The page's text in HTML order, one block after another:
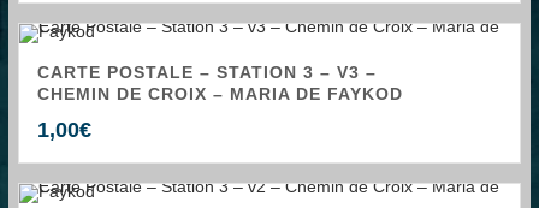
CARTE POSTALE – STATION 3 – V3 –
CHEMIN DE CROIX – MARIA DE FAYKOD
1,00€